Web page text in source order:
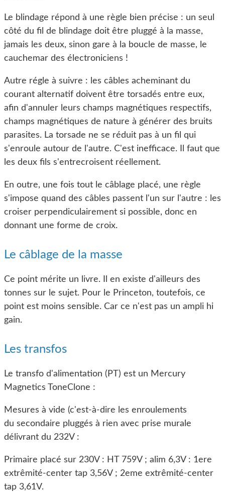
Le blindage répond à une règle bien précise : un seul
côté du fil de blindage doit être pluggé à la masse,
jamais les deux, sinon gare à la boucle de masse, le
cauchemar des électroniciens !
Autre régle à suivre : les câbles acheminant du
courant alternatif doivent être torsadés entre eux,
afin d'annuler leurs champs magnétiques respectifs,
champs magnétiques de nature à générer des bruits
parasites. La torsade ne se réduit pas à un fil qui
s'enroule autour de l'autre. C'est inefficace. Il faut que
les deux fils s'entrecroisent réellement.
En outre, une fois tout le câblage placé, une règle
s'impose quand des câbles passent l'un sur l'autre : les
croiser perpendiculairement si possible, donc en
donnant une forme de croix.
Le câblage de la masse
Ce point mérite un livre. Il en existe d'ailleurs des
tonnes sur le sujet. Pour le Princeton, toutefois, ce
point est moins sensible. Car ce n'est pas un ampli hi
gain.
Les transfos
Le transfo d'alimentation (PT) est un Mercury
Magnetics ToneClone :
Mesures à vide (c'est-à-dire les enroulements
du secondaire pluggés à rien avec prise murale
délivrant du 232V :
Primaire placé sur 230V : HT 759V ; alim 6,3V : 1ere
extrêmité-center tap 3,56V ; 2eme extrêmité-center
tap 3,61V.